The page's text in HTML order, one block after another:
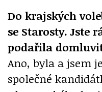
Do krajských
se Starosty. Jste
podařila
Ano, byla a jsem
společné